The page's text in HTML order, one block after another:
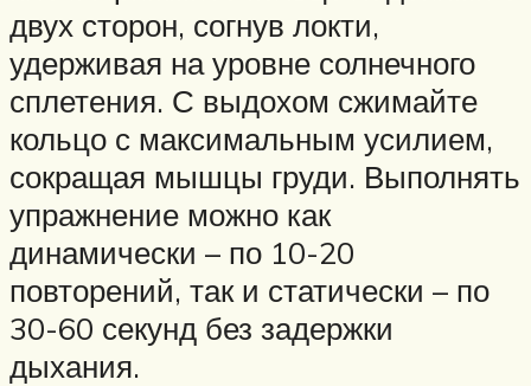
двух сторон, согнув локти,
удерживая на уровне солнечного
сплетения. С выдохом сжимайте
кольцо с максимальным усилием,
сокращая мышцы груди. Выполнять
упражнение можно как
динамически – по 10-20
повторений, так и статически – по
30-60 секунд без задержки
дыхания.